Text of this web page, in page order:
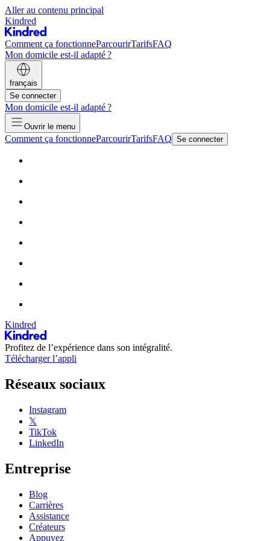
Aller au contenu principal
Kindred
Comment ça fonctionneParcourirTarifsFAQ
Mon domicile est-il adapté ?
français
Se connecter
Mon domicile est-il adapté ?
Ouvrir le menu
Comment ça fonctionneParcourirTarifsFAQ Se connecter
Kindred
Profitez de l’expérience dans son intégralité.
Télécharger l’appli
Réseaux sociaux
Instagram
𝕏
TikTok
LinkedIn
Entreprise
Blog
Carrières
Assistance
Créateurs
Appuyez